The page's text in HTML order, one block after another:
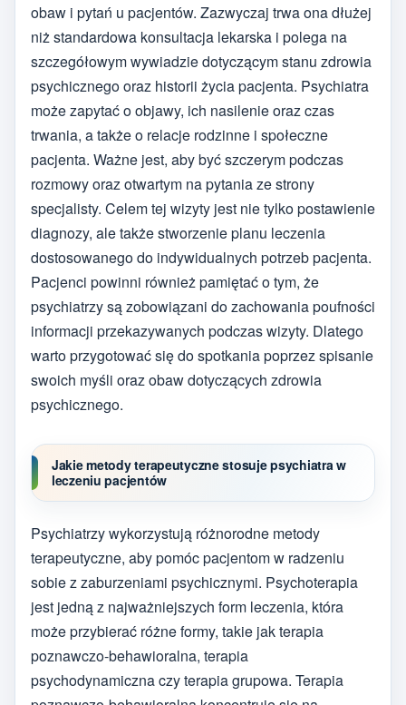
obaw i pytań u pacjentów. Zazwyczaj trwa ona dłużej
niż standardowa konsultacja lekarska i polega na
szczegółowym wywiadzie dotyczącym stanu zdrowia
psychicznego oraz historii życia pacjenta. Psychiatra
może zapytać o objawy, ich nasilenie oraz czas
trwania, a także o relacje rodzinne i społeczne
pacjenta. Ważne jest, aby być szczerym podczas
rozmowy oraz otwartym na pytania ze strony
specjalisty. Celem tej wizyty jest nie tylko postawienie
diagnozy, ale także stworzenie planu leczenia
dostosowanego do indywidualnych potrzeb pacjenta.
Pacjenci powinni również pamiętać o tym, że
psychiatrzy są zobowiązani do zachowania poufności
informacji przekazywanych podczas wizyty. Dlatego
warto przygotować się do spotkania poprzez spisanie
swoich myśli oraz obaw dotyczących zdrowia
psychicznego.
Jakie metody terapeutyczne stosuje psychiatra w
leczeniu pacjentów
Psychiatrzy wykorzystują różnorodne metody
terapeutyczne, aby pomóc pacjentom w radzeniu
sobie z zaburzeniami psychicznymi. Psychoterapia
jest jedną z najważniejszych form leczenia, która
może przybierać różne formy, takie jak terapia
poznawczo-behawioralna, terapia
psychodynamiczna czy terapia grupowa. Terapia